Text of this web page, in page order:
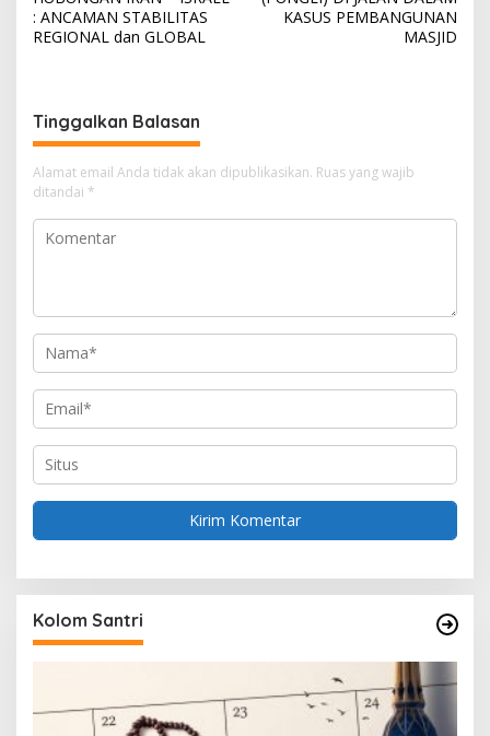
v
a
s
i
p
o
: ANCAMAN STABILITAS
REGIONAL dan GLOBAL
KASUS PEMBANGUNAN
MASJID
Tinggalkan Balasan
Alamat email Anda tidak akan dipublikasikan. Ruas yang wajib
ditandai *
Kolom Santri